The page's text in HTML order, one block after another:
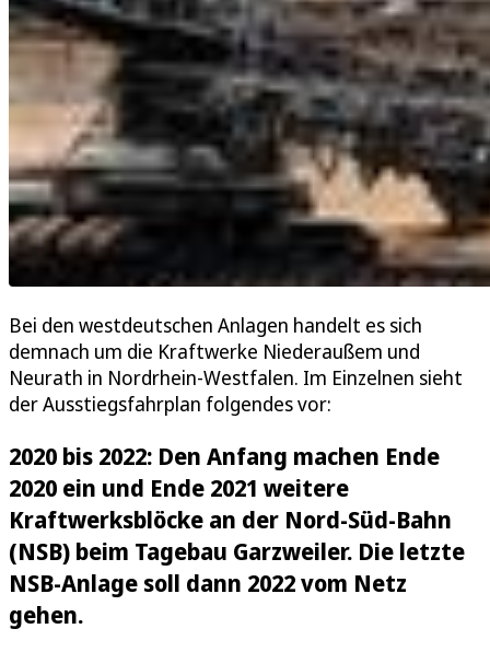
Bei den westdeutschen Anlagen handelt es sich
demnach um die Kraftwerke Niederaußem und
Neurath in Nordrhein-Westfalen. Im Einzelnen sieht
der Ausstiegsfahrplan folgendes vor:
2020 bis 2022: Den Anfang machen Ende
2020 ein und Ende 2021 weitere
Kraftwerksblöcke an der Nord-Süd-Bahn
(NSB) beim Tagebau Garzweiler. Die letzte
NSB-Anlage soll dann 2022 vom Netz
gehen.